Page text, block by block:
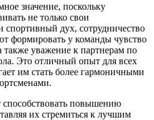
значение, поскольку
не только свои
дух, сотрудничество
формировать у команды чувство
также уважение к партнерам по
Это отличный опыт для всех
им стать более гармоничными
способствовать повышению
их стремиться к лучшим